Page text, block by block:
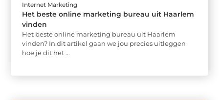
Internet Marketing
Het beste online marketing bureau uit Haarlem
vinden
Het beste online marketing bureau uit Haarlem
vinden? In dit artikel gaan we jou precies uitleggen
hoe je dit het ...